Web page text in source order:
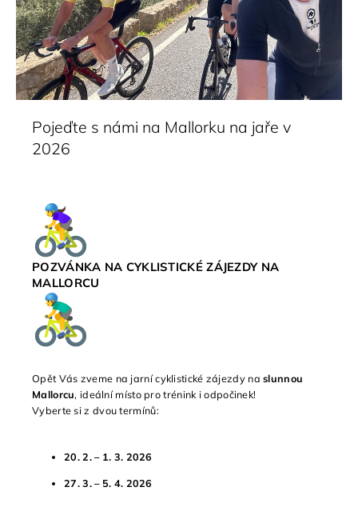
Pojeďte s námi na Mallorku na jaře v
2026
POZVÁNKA NA CYKLISTICKÉ ZÁJEZDY NA
MALLORCU
Opět Vás zveme na jarní cyklistické zájezdy na slunnou
Mallorcu, ideální místo pro trénink i odpočinek!
Vyberte si z dvou termínů:
20. 2. – 1. 3. 2026
27. 3. – 5. 4. 2026